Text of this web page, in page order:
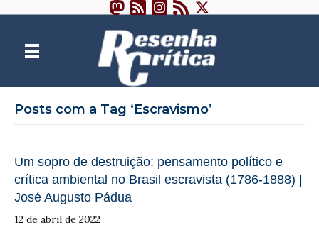
Posts com a Tag ‘Escravismo’
Um sopro de destruição: pensamento político e
crítica ambiental no Brasil escravista (1786-1888) |
José Augusto Pádua
12 de abril de 2022